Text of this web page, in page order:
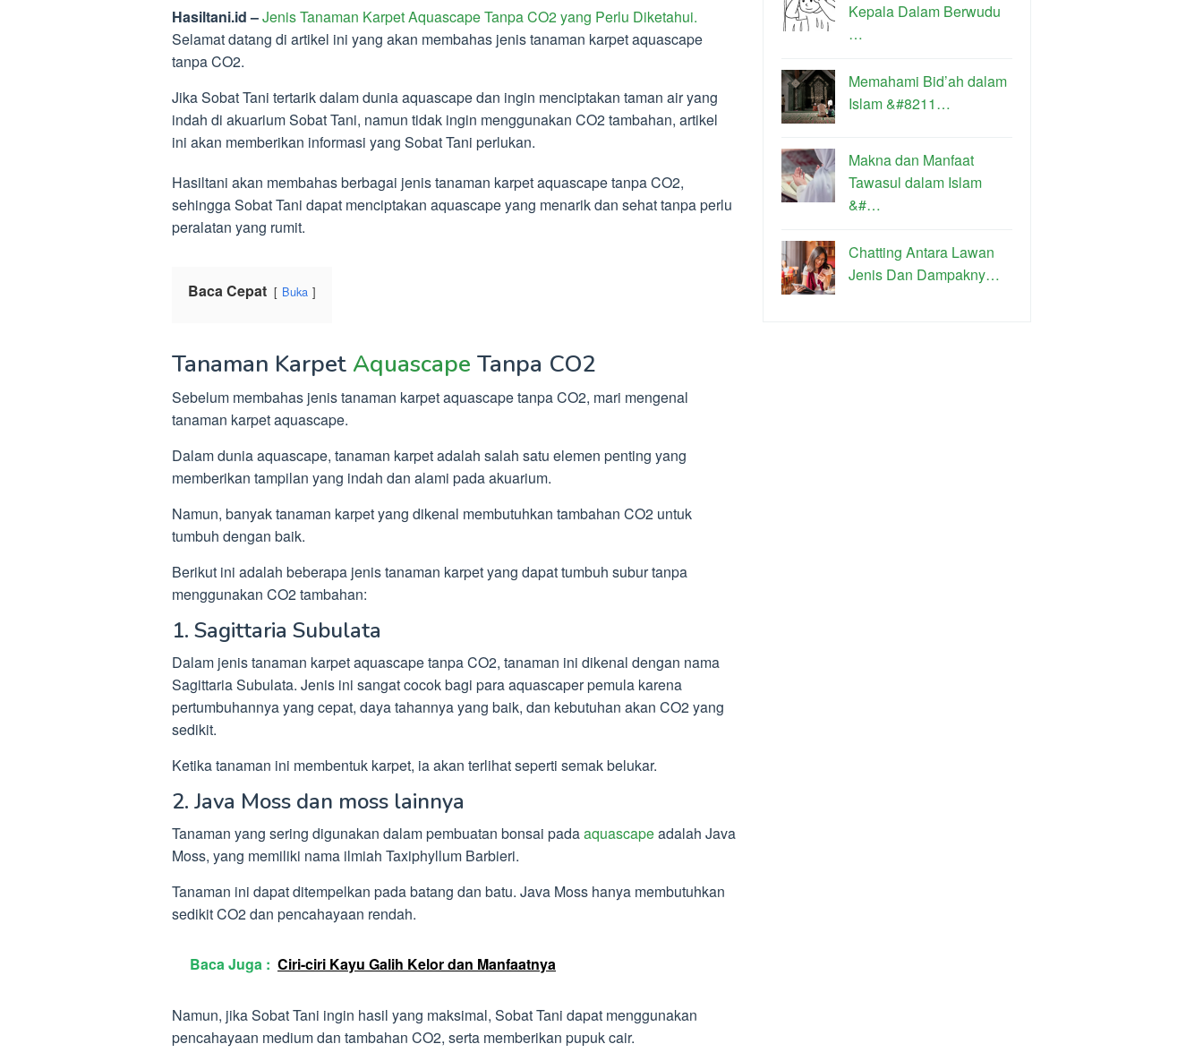
Hasiltani.id –Jenis Tanaman Karpet Aquascape Tanpa CO2 yang Perlu Diketahui.
Selamat datang di artikel ini yang akan membahas jenis tanaman karpet aquascape
tanpa CO2.
Jika Sobat Tani tertarik dalam dunia aquascape dan ingin menciptakan taman air yang
indah di akuarium Sobat Tani, namun tidak ingin menggunakan CO2 tambahan, artikel
ini akan memberikan informasi yang Sobat Tani perlukan.
Hasiltani akan membahas berbagai jenis tanaman karpet aquascape tanpa CO2,
sehingga Sobat Tani dapat menciptakan aquascape yang menarik dan sehat tanpa perlu
peralatan yang rumit.
Baca Cepat Buka
Tanaman Karpet Aquascape Tanpa CO2
Sebelum membahas jenis tanaman karpet aquascape tanpa CO2, mari mengenal
tanaman karpet aquascape.
Dalam dunia aquascape, tanaman karpet adalah salah satu elemen penting yang
memberikan tampilan yang indah dan alami pada akuarium.
Namun, banyak tanaman karpet yang dikenal membutuhkan tambahan CO2 untuk
tumbuh dengan baik.
Berikut ini adalah beberapa jenis tanaman karpet yang dapat tumbuh subur tanpa
menggunakan CO2 tambahan:
1. Sagittaria Subulata
Dalam jenis tanaman karpet aquascape tanpa CO2, tanaman ini dikenal dengan nama
Sagittaria Subulata. Jenis ini sangat cocok bagi para aquascaper pemula karena
pertumbuhannya yang cepat, daya tahannya yang baik, dan kebutuhan akan CO2 yang
sedikit.
Ketika tanaman ini membentuk karpet, ia akan terlihat seperti semak belukar.
2. Java Moss dan moss lainnya
Tanaman yang sering digunakan dalam pembuatan bonsai padaaquascapeadalah Java
Moss, yang memiliki nama ilmiah Taxiphyllum Barbieri.
Tanaman ini dapat ditempelkan pada batang dan batu. Java Moss hanya membutuhkan
sedikit CO2 dan pencahayaan rendah.
Baca Juga : Ciri-ciri Kayu Galih Kelor dan Manfaatnya
Namun, jika Sobat Tani ingin hasil yang maksimal, Sobat Tani dapat menggunakan
pencahayaan medium dan tambahan CO2, serta memberikan pupuk cair.
Kepala Dalam Berwudu
…
Memahami Bid’ah dalam
Islam &#8211…
Makna dan Manfaat
Tawasul dalam Islam
&#…
Chatting Antara Lawan
Jenis Dan Dampakny…